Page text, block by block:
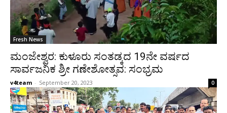
Fresh News
ಮಂಜೇಶ್ವರ: ಕುಳೂರು ಸಂತಡ್ಕದ 19ನೇ ವರ್ಷದ
ಸಾರ್ವಜನಿಕ ಶ್ರೀ ಗಣೇಶೋತ್ಸವ: ಸಂಭ್ರಮ
v4team - September 20, 2023 0